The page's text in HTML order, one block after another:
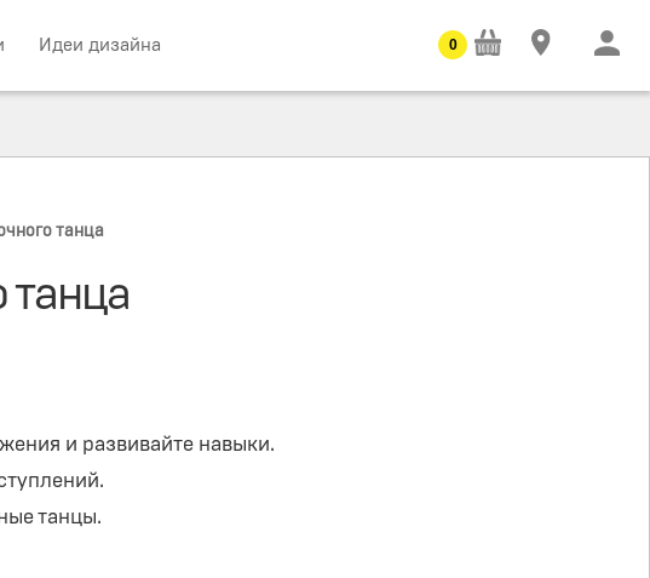
Идеи дизайна 0
танца
танца
и развивайте навыки.
танцы.